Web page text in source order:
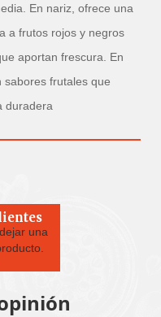
En nariz, ofrece una
a frutos rojos y negros
aportan frescura. En
sabores frutales que
duradera
orientación sur,
favorece una
vendimia manual, el
y elegancia,
una